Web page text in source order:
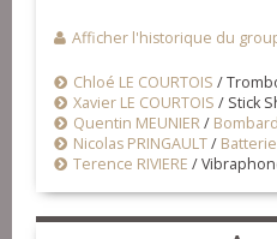
Afficher l'historique du
Chloé LE COURTOIS /
Xavier LE COURTOIS / Stick
Quentin MEUNIER/
Nicolas PRINGAULT/ Batterie
Terence RIVIERE /